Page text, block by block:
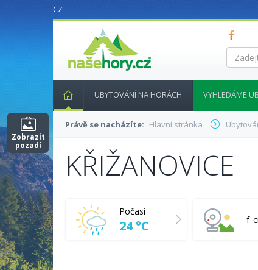
CZ
nasehory.cz
Zadejte
hledaný
UBYTOVÁNÍ NA HORÁCH VYHLEDÁME
Právě se nacházíte: Hlavní stránka
KŘIŽANOVICE
Počasí
24 °C
Zobrazit
pozadí